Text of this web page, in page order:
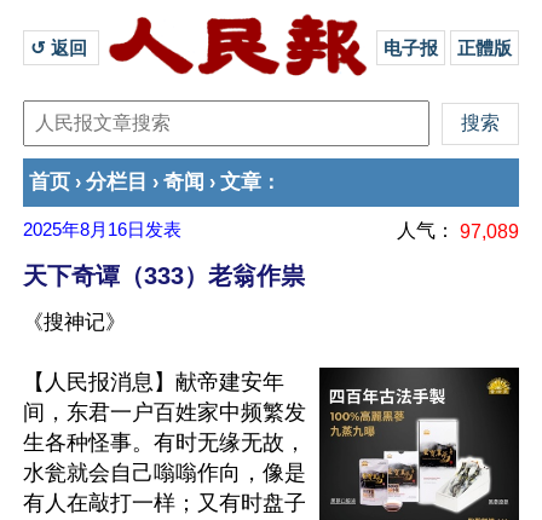
↺ 返回 电子报 正體版
首页 › 分栏目 › 奇闻 › 文章 ：
2025年8月16日 发表 人气： 97,089
天下奇谭（333）老翁作祟
《搜神记》
【人民报消息】献帝建安年
间，东君一户百姓家中频繁发
生各种怪事。有时无缘无故，
水瓮就会自己嗡嗡作向，像是
有人在敲打一样；又有时盘子